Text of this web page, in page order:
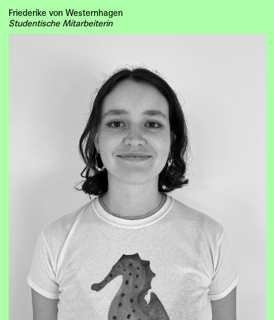
Friederike von Westernhagen
Studentische Mitarbeiterin